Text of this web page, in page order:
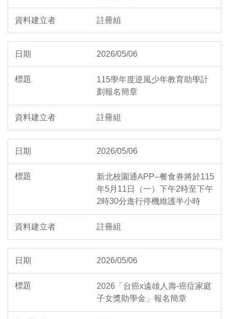
註冊組
2026/05/06
115學年度逆風少年教育助學計
劃報名簡章
註冊組
2026/05/06
新北校園通APP--餐食券將於115
年5月11日（一）下午2時至下午
2時30分進行停機維護半小時
註冊組
2026/05/06
2026「台癌x遠雄人壽-癌症家庭
子女獎助學金」報名簡章